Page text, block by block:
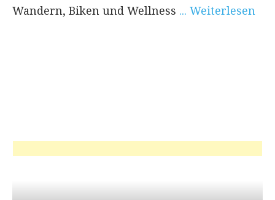
Wandern, Biken und Wellness ... Weiterlesen